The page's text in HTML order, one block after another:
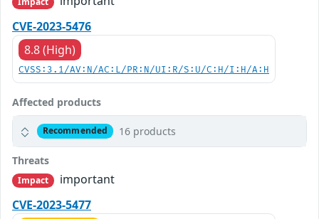
CVE-2023-5476
8.8 (High)
CVSS:3.1/AV:N/AC:L/PR:N/UI:R/S:U/C:H/I:H/A:H
Affected products
Recommended 16 products
Threats
Impact
important
CVE-2023-5477